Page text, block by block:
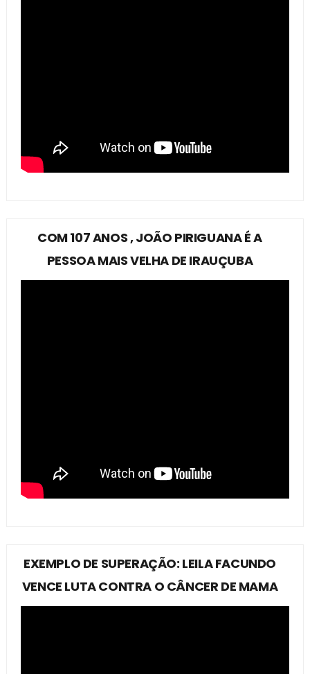
COM 107 ANOS , JOÃO PIRIGUANA É A
PESSOA MAIS VELHA DE IRAUÇUBA
EXEMPLO DE SUPERAÇÃO: LEILA FACUNDO
VENCE LUTA CONTRA O CÂNCER DE MAMA